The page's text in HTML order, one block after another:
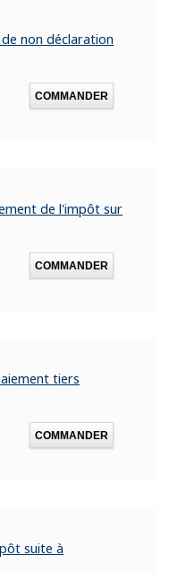
non déclaration
COMMANDER
de l'impôt sur
COMMANDER
tiers
COMMANDER
suite à